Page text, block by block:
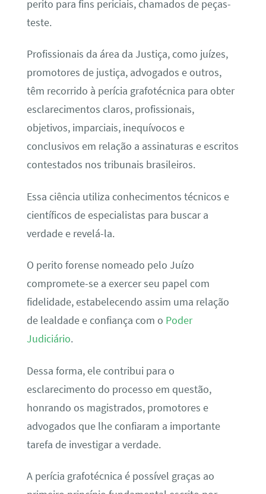
perito para fins periciais, chamados de peças-
teste.
Profissionais da área da Justiça, como juízes,
promotores de justiça, advogados e outros,
têm recorrido à perícia grafotécnica para obter
esclarecimentos claros, profissionais,
objetivos, imparciais, inequívocos e
conclusivos em relação a assinaturas e escritos
contestados nos tribunais brasileiros.
Essa ciência utiliza conhecimentos técnicos e
científicos de especialistas para buscar a
verdade e revelá-la.
O perito forense nomeado pelo Juízo
compromete-se a exercer seu papel com
fidelidade, estabelecendo assim uma relação
de lealdade e confiança com o Poder
Judiciário.
Dessa forma, ele contribui para o
esclarecimento do processo em questão,
honrando os magistrados, promotores e
advogados que lhe confiaram a importante
tarefa de investigar a verdade.
A perícia grafotécnica é possível graças ao